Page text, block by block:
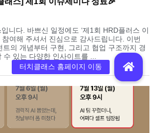
니다. 바쁘신 일정에도 ‘제1회 HRD플러스 이
참여해 주셔서 진심으로 감사드립니다. 이번
의 개념부터 구현, 그리고 협업 구조까지 경
있는 다양한 인사이트를 ...